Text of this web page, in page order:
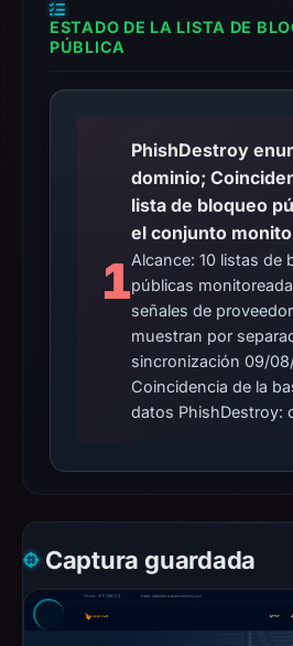
ESTADO DE LA LISTA DE
PÚBLICA
1
PhishDestroy
dominio;
lista de bloqueo
el conjunto
Alcance: 10 listas de
públicas
señales de
muestran por
sincronización 09/
Coincidencia de la
datos PhishDestroy:
Captura guardada